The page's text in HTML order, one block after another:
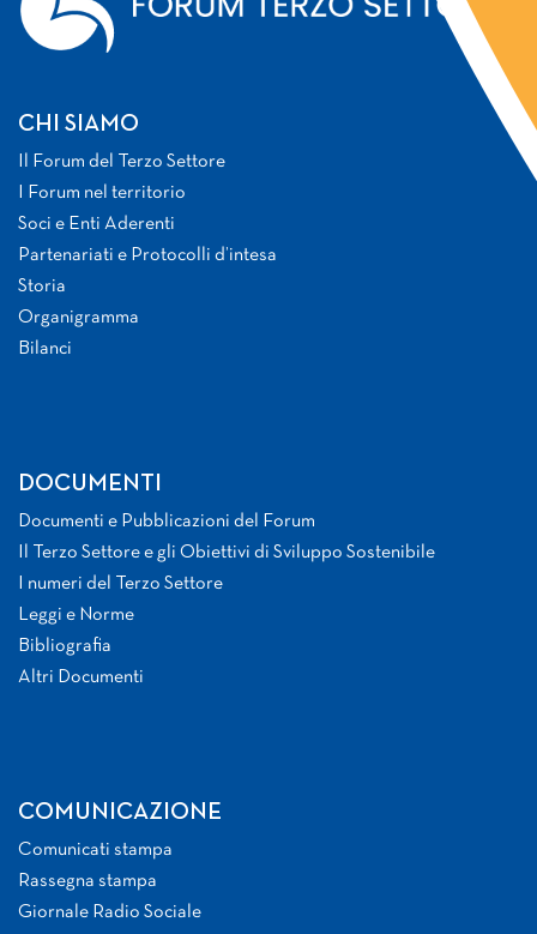
CHI SIAMO
Il Forum del Terzo Settore
I Forum nel territorio
Soci e Enti Aderenti
Partenariati e Protocolli d’intesa
Storia
Organigramma
Bilanci
DOCUMENTI
Documenti e Pubblicazioni del Forum
Il Terzo Settore e gli Obiettivi di Sviluppo Sostenibile
I numeri del Terzo Settore
Leggi e Norme
Bibliografia
Altri Documenti
COMUNICAZIONE
Comunicati stampa
Rassegna stampa
Giornale Radio Sociale